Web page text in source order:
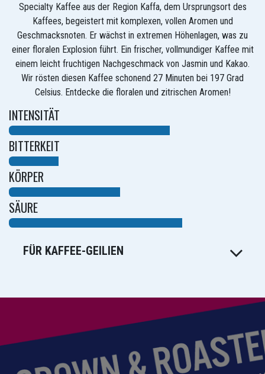
Specialty Kaffee aus der Region Kaffa, dem Ursprungsort des
Kaffees, begeistert mit komplexen, vollen Aromen und
Geschmacksnoten. Er wächst in extremen Höhenlagen, was zu
einer floralen Explosion führt. Ein frischer, vollmundiger Kaffee mit
einem leicht fruchtigen Nachgeschmack von Jasmin und Kakao.
Wir rösten diesen Kaffee schonend 27 Minuten bei 197 Grad
Celsius. Entdecke die floralen und zitrischen Aromen!
INTENSITÄT
BITTERKEIT
KÖRPER
SÄURE
FÜR KAFFEE-GEILIEN